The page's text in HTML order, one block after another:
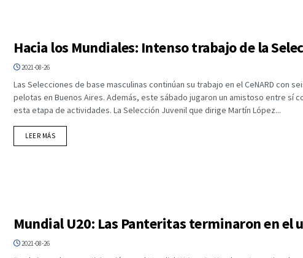
Hacia los Mundiales: Intenso trabajo de la
2021-08-26
Las Selecciones de base masculinas continúan su trabajo en el CeNARD con
pelotas en Buenos Aires. Además, este sábado jugaron un amistoso entre sí
esta etapa de actividades. La Selección Juvenil que dirige Martín López...
LEER MÁSDETAILS
Mundial U20: Las Panteritas terminaron en el
2021-08-26